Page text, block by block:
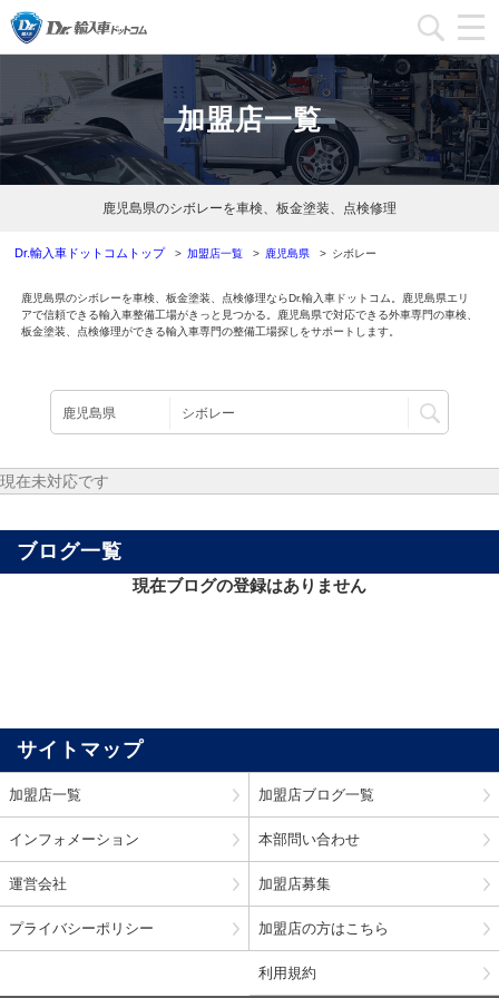
加盟店一覧
加盟店ブログ一覧
運営会社
加盟店募集
加盟店一覧
鹿児島県のシボレーを車検、板金塗装、点検修理
Dr.輸入車ドットコムトップ 加盟店一覧 鹿児島県 シボレー
鹿児島県のシボレーを車検、板金塗装、点検修理ならDr.輸入車ドットコム。鹿児島県エリ
アで信頼できる輸入車整備工場がきっと見つかる。鹿児島県で対応できる外車専門の車検、
板金塗装、点検修理ができる輸入車専門の整備工場探しをサポートします。
現在未対応です
ブログ一覧
現在ブログの登録はありません
サイトマップ
加盟店一覧 加盟店ブログ一覧
インフォメーション 本部問い合わせ
運営会社 加盟店募集
プライバシーポリシー 加盟店の方はこちら
利用規約